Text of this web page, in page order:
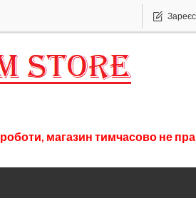
роботи, магазин тимчасово не